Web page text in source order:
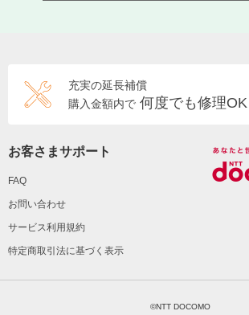
充実の延長補償
購入金額内で 何度でも修理OK
お客さまサポート
FAQ
お問い合わせ
サービス利用規約
特定商取引法に基づく表示
©NTT DOCOMO